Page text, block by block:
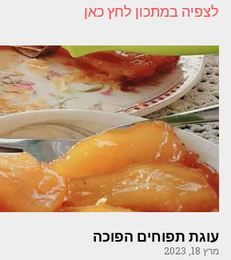
לצפיה במתכון לחץ כאן
עוגת תפוחים הפוכה
מרץ 18, 2023